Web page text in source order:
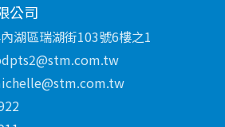
公司
湖區瑞湖街103號6樓之1